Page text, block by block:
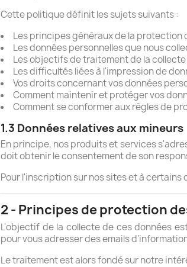
Cette politique définit les sujets suivants :
Les principes généraux de la protection
Les données personnelles que nous
Les objectifs de traitement de la collecte
Les difficultés liées à l'impression de
Vos droits concernant vos données
Comment maintenir et protéger vos
Comment se conformer aux règles de
1.3 Données relatives aux mineurs
En principe, nos produits et services
doit obtenir le consentement de son
Pour l'inscription sur nos sites et à certains
2 - Principes de protection
L'objectif de la collecte de ces données
pour vous adresser des emails
Le traitement est alors fondé sur notre